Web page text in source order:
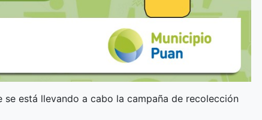
está llevando a cabo la campaña de recolección